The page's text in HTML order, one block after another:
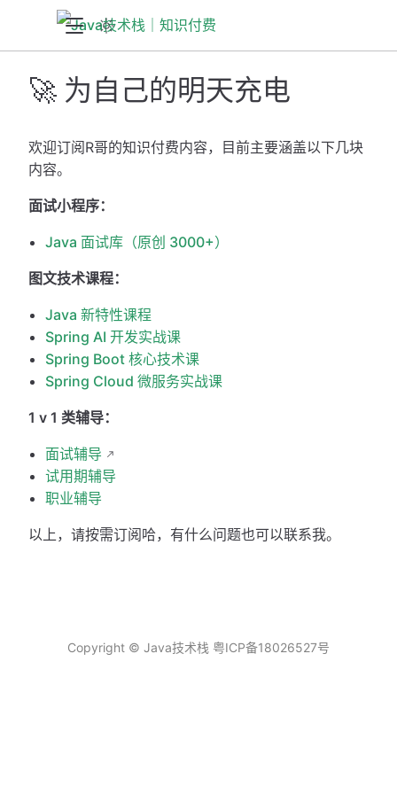
🚀 为自己的明天充电
欢迎订阅R哥的知识付费内容，目前主要涵盖以下几块
内容。
面试小程序：
Java 面试库（原创 3000+）
图文技术课程：
Java 新特性课程
Spring AI 开发实战课
Spring Boot 核心技术课
Spring Cloud 微服务实战课
1 v 1 类辅导：
面试辅导
试用期辅导
职业辅导
以上，请按需订阅哈，有什么问题也可以联系我。
Copyright © Java技术栈 粤ICP备18026527号